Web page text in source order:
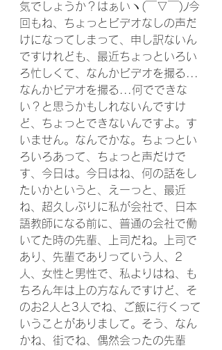
気でしょうか？はぁいヽ(￣▽￣)ﾉ今
回もね、ちょっとビデオなしの声だ
けになってしまって、申し訳ないん
ですけれども、最近ちょっといろい
ろ忙しくて、なんかビデオを撮る...
なんかビデオを撮る...何でできな
い？と思うかもしれないんですけ
ど、ちょっとできないんですよ。す
いません。なんでかな。ちょっとい
ろいろあって、ちょっと声だけで
す、今日は。今日はね、何の話をし
たいかというと、えーっと、最近
ね、超久しぶりに私が会社で、日本
語教師になる前に、普通の会社で働
いてた時の先輩、上司だね。上司で
あり、先輩でありっていう人、2
人、女性と男性で、私よりはね、も
ちろん年は上の方なんですけど、そ
のお2人と3人でね、ご飯に行くって
いうことがありまして。そう、なん
かね、街でね、偶然会ったの先輩